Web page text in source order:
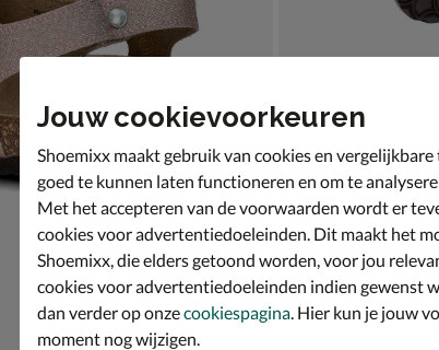
Jouw cookievoorkeuren
Shoemixx maakt gebruik van cookies en
goed te kunnen laten functioneren en om te
Met het accepteren van de voorwaarden wordt er
cookies voor advertentiedoeleinden. Dit maakt het
Shoemixx, die elders getoond worden, voor jou
cookies voor advertentiedoeleinden indien gewenst
dan verder op onzecookiespagina . Hier kun je jouw
moment nog wijzigen.